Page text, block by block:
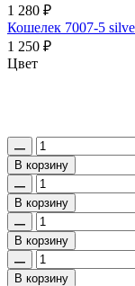
1 280 ₽
Кошелек 7007-5
1 250 ₽
Цвет
В корзину
В корзину
В корзину
В корзину